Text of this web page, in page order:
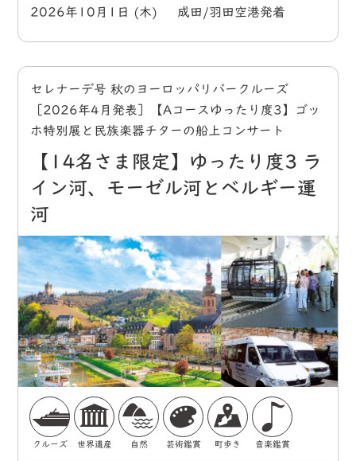
2026年10月1日 (木) 成田/羽田空港発着
セレナーデ号 秋のヨーロッパリバークルーズ
［2026年4月発表］【Aコースゆったり度3】ゴッ
ホ特別展と民族楽器チターの船上コンサート
【14名さま限定】ゆったり度3 ラ
イン河、モーゼル河とベルギー運
河
クルーズ 世界遺産 自然 芸術鑑賞 町歩き 音楽鑑賞